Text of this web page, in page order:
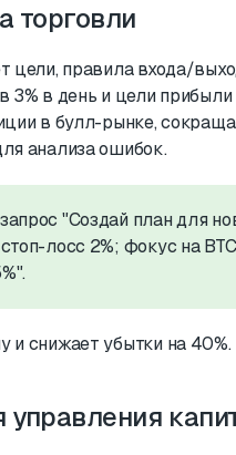
торговли
цели, правила входа/
3% в день и цели
в булл-рынке,
анализа ошибок.
"Создай план для
лосс 2%; фокус на
и снижает убытки на 40%.
управления